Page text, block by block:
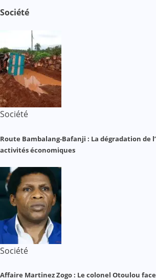
Société
Société
Route Bambalang-Bafanji : La dégradation de
activités économiques
Société
Affaire Martinez Zogo : Le colonel Otoulou